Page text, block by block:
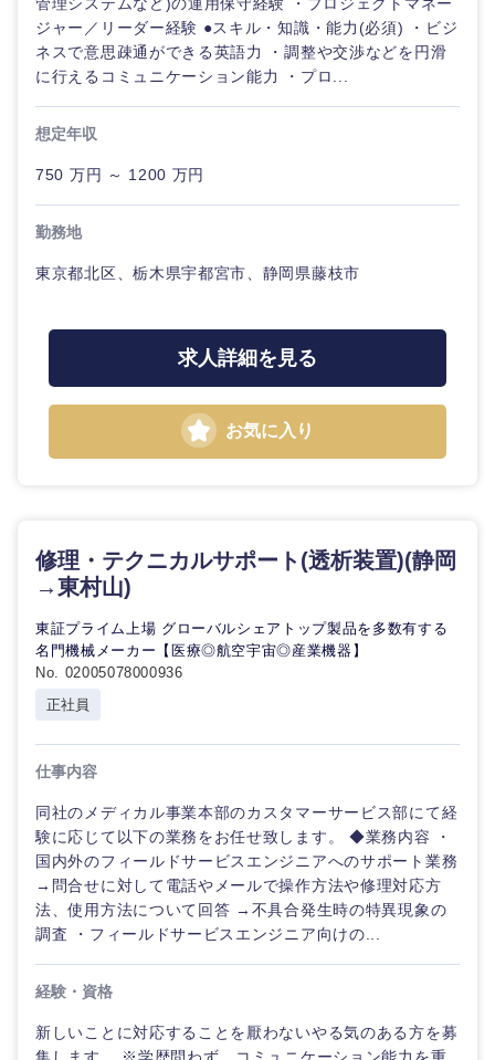
中国・四国地方
鳥取県 島根県
岡山県
九州・沖縄
宮崎県
鹿児島県 沖縄県
ジャー／リーダー経験 ●スキル・知識・能力(必須) ・ビジ
ネスで意思疎通ができる英語力 ・調整や交渉などを円滑
に行えるコミュニケーション能力 ・プロ...
想定年収
750 万円 ～ 1200 万円
勤務地
東京都北区、栃木県宇都宮市、静岡県藤枝市
求人詳細を見る
お気に入り
修理・テクニカルサポート(透析装置)(静岡
→東村山)
東証プライム上場 グローバルシェアトップ製品を多数有する
名門機械メーカー【医療◎航空宇宙◎産業機器】
No. 02005078000936
正社員
仕事内容
同社のメディカル事業本部のカスタマーサービス部にて経
験に応じて以下の業務をお任せ致します。 ◆業務内容 ・
国内外のフィールドサービスエンジニアへのサポート業務
→問合せに対して電話やメールで操作方法や修理対応方
法、使用方法について回答 →不具合発生時の特異現象の
調査 ・フィールドサービスエンジニア向けの...
経験・資格
新しいことに対応することを厭わないやる気のある方を募